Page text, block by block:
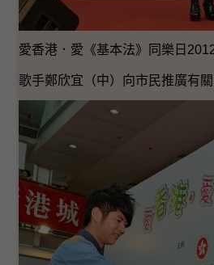
愛香港．愛《基本法》同樂日2012
歌手鄭欣宜（中）向市民推廣有